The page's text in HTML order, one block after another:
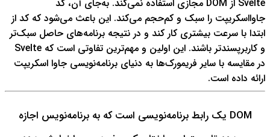
Svelte از DOM مجازی استفاده نمی‌کند. به‌جای آن، کد
جاوااسکریپت را سبک و کم‌حجم می‌کند. این باعث می‌شود که کد از
ابتدا با سرعت بیشتری کار کند و در نتیجه برنامه‌های حاصل سبک‌تر
و کاربرپسندتر باشند. این اولین و مهم‌ترین تفاوتی است که Svelte
در مقایسه با سایر فریمورک‌ها به دنیای برنامه‌نویسی جاوا اسکریپت
ارائه داده است.
DOM یک رابط برنامه‌نویسی است که به برنامه‌نویس اجازه